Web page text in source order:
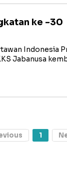
ke -30
Indonesia
Jabanusa
1